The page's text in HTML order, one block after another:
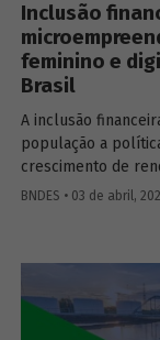
Inclusão
feminino e
Brasil
A inclusão
população a
crescimento de
econômica. No
sociedade. Este
Tenório, faz um
tema e aponta
decorrentes da
BNDES • 03 de abril,